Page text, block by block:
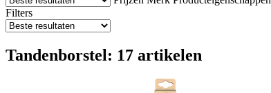
Filters
Tandenborstel: 17 artikelen